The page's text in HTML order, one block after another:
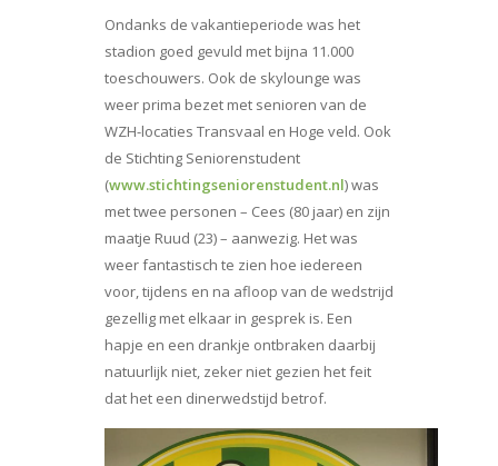
Ondanks de vakantieperiode was het
stadion goed gevuld met bijna 11.000
toeschouwers. Ook de skylounge was
weer prima bezet met senioren van de
WZH-locaties Transvaal en Hoge veld. Ook
de Stichting Seniorenstudent
(www.stichtingseniorenstudent.nl) was
met twee personen – Cees (80 jaar) en zijn
maatje Ruud (23) – aanwezig. Het was
weer fantastisch te zien hoe iedereen
voor, tijdens en na afloop van de wedstrijd
gezellig met elkaar in gesprek is. Een
hapje en een drankje ontbraken daarbij
natuurlijk niet, zeker niet gezien het feit
dat het een dinerwedstijd betrof.